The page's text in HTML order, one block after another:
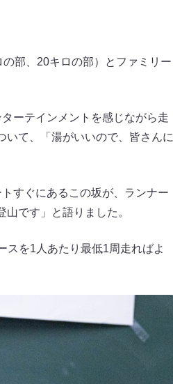
部、20キロの部）とファミリー
ーテインメントを感じながら走
いて、「湯がいいので、皆さんに
すぐにあるこの坂が、ランナー
です」と語りました。
スを1人あたり最低1周走ればよ